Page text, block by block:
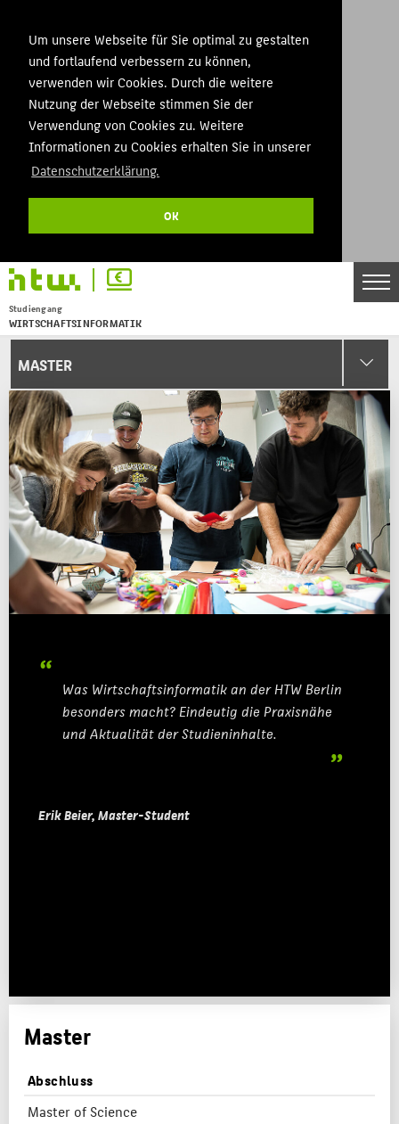
Um unsere Webseite für Sie optimal zu gestalten
und fortlaufend verbessern zu können,
verwenden wir Cookies. Durch die weitere
Nutzung der Webseite stimmen Sie der
Verwendung von Cookies zu. Weitere
Informationen zu Cookies erhalten Sie in unserer
Datenschutzerklärung.
OK
Studiengang
WIRTSCHAFTSINFORMATIK
Menu
MASTER
Was Wirtschaftsinformatik an der HTW Berlin
besonders macht? Eindeutig die Praxisnähe
und Aktualität der Studieninhalte.
Erik Beier, Master-Student
Master
Abschluss
Master of Science
BACHELOR
MASTER
KARRIERE
PARTNER
LABORE
THEMEN
PERSONEN
SERVICE